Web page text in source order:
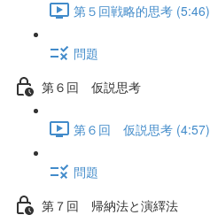
第５回戦略的思考 (5:46)
問題
第６回 仮説思考
第６回 仮説思考 (4:57)
問題
第７回 帰納法と演繹法